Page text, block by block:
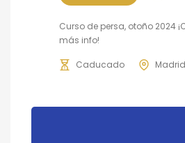
Curso de persa, otoño 2024
más info!
Caducado Madrid